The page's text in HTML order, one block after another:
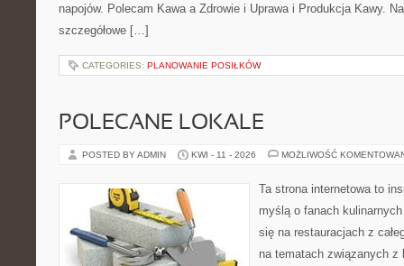
napojów. Polecam Kawa a Zdrowie i Uprawa i Produkcja Kawy.
szczegółowe […]
CATEGORIES: PLANOWANIE POSIŁKÓW
POLECANE LOKALE
POSTED BY ADMIN KWI - 11 - 2026 MOŻLIWOŚĆ
Ta strona internetowa to
myślą o fanach
się na restauracjach z
na tematach związanych z